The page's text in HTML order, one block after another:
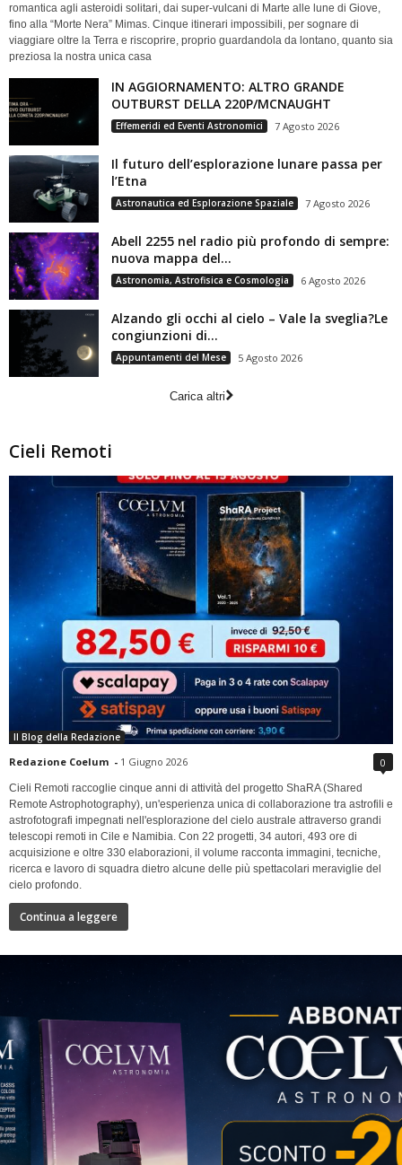
romantica agli asteroidi solitari, dai super-vulcani di Marte alle lune di Giove,
fino alla “Morte Nera” Mimas. Cinque itinerari impossibili, per sognare di
viaggiare oltre la Terra e riscoprire, proprio guardandola da lontano, quanto sia
preziosa la nostra unica casa
IN AGGIORNAMENTO: ALTRO GRANDE
OUTBURST DELLA 220P/MCNAUGHT
Effemeridi ed Eventi Astronomici 7 Agosto 2026
Il futuro dell’esplorazione lunare passa per
l’Etna
Astronautica ed Esplorazione Spaziale 7 Agosto 2026
Abell 2255 nel radio più profondo di sempre:
nuova mappa del...
Astronomia, Astrofisica e Cosmologia 6 Agosto 2026
Alzando gli occhi al cielo – Vale la sveglia?Le
congiunzioni di...
Appuntamenti del Mese 5 Agosto 2026
Carica altri
Cieli Remoti
Il Blog della Redazione
Redazione Coelum - 1 Giugno 2026 0
Cieli Remoti raccoglie cinque anni di attività del progetto ShaRA (Shared
Remote Astrophotography), un'esperienza unica di collaborazione tra astrofili e
astrofotografi impegnati nell'esplorazione del cielo australe attraverso grandi
telescopi remoti in Cile e Namibia. Con 22 progetti, 34 autori, 493 ore di
acquisizione e oltre 330 elaborazioni, il volume racconta immagini, tecniche,
ricerca e lavoro di squadra dietro alcune delle più spettacolari meraviglie del
cielo profondo.
Continua a leggere